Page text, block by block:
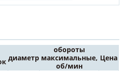
диаметр
обороты
максимальные,
об/мин
Цена